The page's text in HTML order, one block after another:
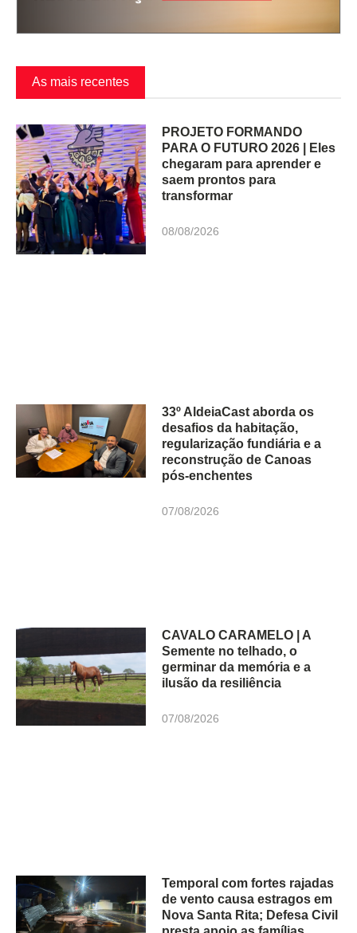
As mais recentes
PROJETO FORMANDO
PARA O FUTURO 2026 | Eles
chegaram para aprender e
saem prontos para
transformar
08/08/2026
33º AldeiaCast aborda os
desafios da habitação,
regularização fundiária e a
reconstrução de Canoas
pós-enchentes
07/08/2026
CAVALO CARAMELO | A
Semente no telhado, o
germinar da memória e a
ilusão da resiliência
07/08/2026
Temporal com fortes rajadas
de vento causa estragos em
Nova Santa Rita; Defesa Civil